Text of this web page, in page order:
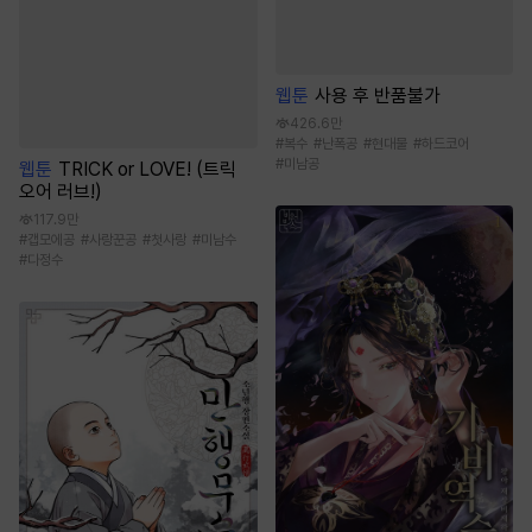
웹툰 TRICK or LOVE! (트릭
오어 러브!)
117.9만
#갭모에공 #사랑꾼공 #첫사랑 #미남수
#다정수
웹툰 사용 후 반품불가
426.6만
#복수 #난폭공 #현대물 #하드코어
#미남공